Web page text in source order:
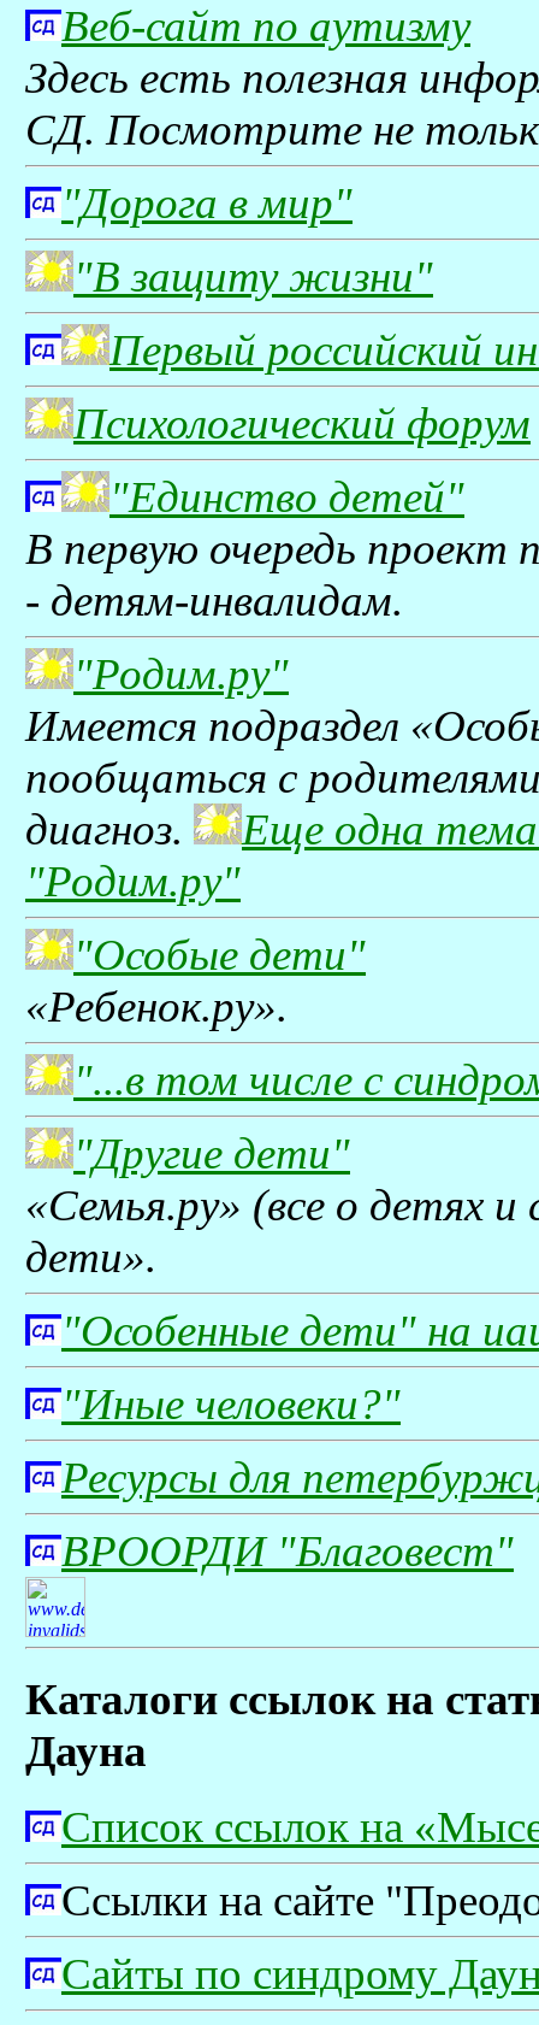
Веб-сайт по аутизму
Здесь есть полезная
СД. Посмотрите не
"Дорога в мир"
"В защиту жизни"
Первый российский
Психологический форум
"Единство детей"
В первую очередь
- детям-инвалидам.
"Родим.ру"
Имеется подраздел
пообщаться с
диагноз.
Еще одна тема
"Родим.ру"
"Особые дети"
«Ребенок.ру».
"...в том числе с
"Другие дети"
«Семья.ру» (все о детях и
дети».
"Особенные дети" на
"Иные человеки?"
Ресурсы для
ВРООРДИ "Благовест"
Каталоги ссылок на
Дауна
Список ссылок на
Ссылки на сайте
Сайты по синдрому